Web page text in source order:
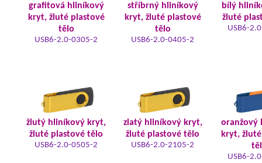
grafitová hliníkový
kryt, žluté plastové
tělo
USB6-2.0-0305-2
stříbrný hliníkový
kryt, žluté plastové
tělo
USB6-2.0-0405-2
bílý
žluté
USB6-
žlutý hliníkový kryt,
žluté plastové tělo
USB6-2.0-0505-2
zlatý hliníkový kryt,
žluté plastové tělo
USB6-2.0-2105-2
oranžový
kryt,
USB6-